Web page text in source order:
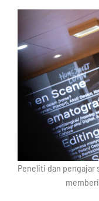
Peneliti dan pengajar